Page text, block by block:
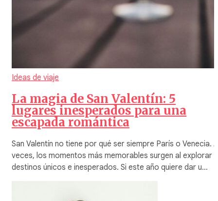
Ideas de viaje
La magia de San Valentín: 5
lugares inesperados para una
escapada romántica
San Valentín no tiene por qué ser siempre París o Venecia. A
veces, los momentos más memorables surgen al explorar
destinos únicos e inesperados. Si este año quiere dar u…